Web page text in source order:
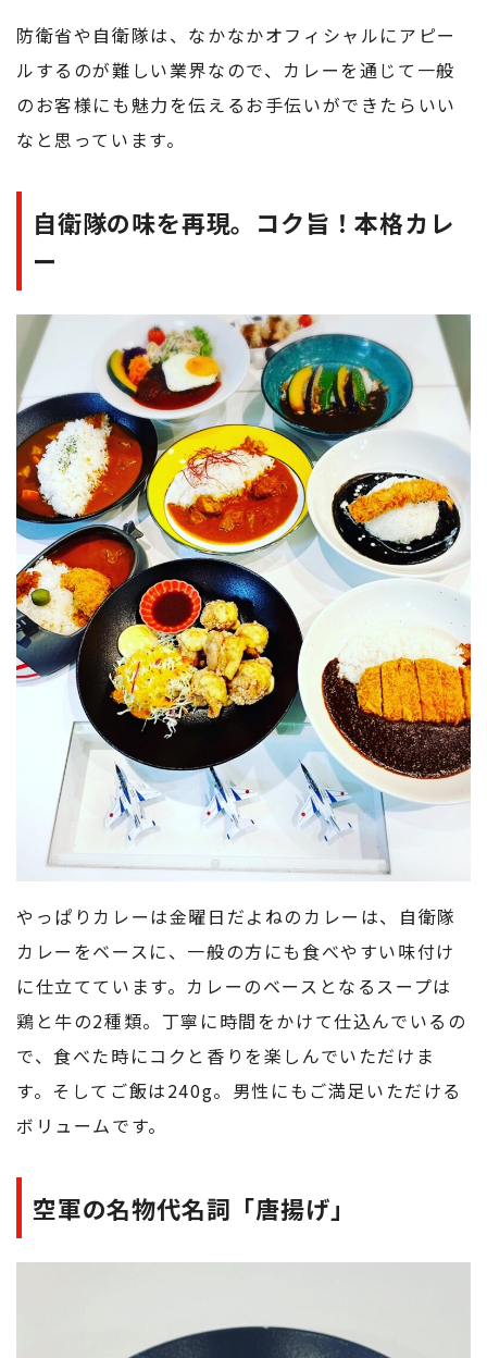
防衛省や自衛隊は、なかなかオフィシャルにアピー
ルするのが難しい業界なので、カレーを通じて一般
のお客様にも魅力を伝えるお手伝いができたらいい
なと思っています。
自衛隊の味を再現。コク旨！本格カレ
ー
やっぱりカレーは金曜日だよねのカレーは、自衛隊
カレーをベースに、一般の方にも食べやすい味付け
に仕立てています。カレーのベースとなるスープは
鶏と牛の2種類。丁寧に時間をかけて仕込んでいるの
で、食べた時にコクと香りを楽しんでいただけま
す。そしてご飯は240g。男性にもご満足いただける
ボリュームです。
空軍の名物代名詞「唐揚げ」